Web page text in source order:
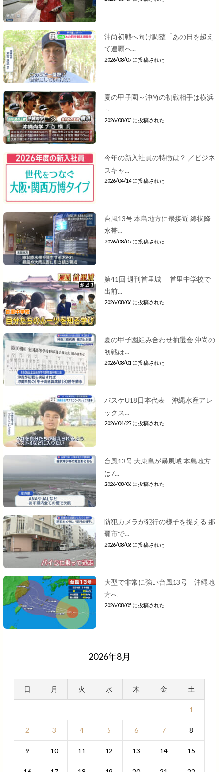
沖尚初戦へ向け調整「あの日を超え
て連覇へ...
2026/08/07 に投稿された
夏の甲子園～沖尚の初戦相手は横浜
～
2026/08/03 に投稿された
今年の新入社員の特徴は？ ／ビジネ
スキャ...
2026/04/14 に投稿された
台風13号 本島地方に最接近 線状降
水帯...
2026/08/07 に投稿された
第41回 週刊首里城 首里中学校で
出前...
2026/08/06 に投稿された
夏の甲子園組み合わせ抽選会 沖尚の
初戦は...
2026/08/01 に投稿された
バスケU18日本代表 沖縄水産アレ
ックス...
2026/04/27 に投稿された
台風13号 大東島が暴風域 本島地方
は7...
2026/08/06 に投稿された
防犯カメラが犯行の様子を捉える 那
覇市で...
2026/08/06 に投稿された
大型で非常に強い台風13号 沖縄地
方へ
2026/08/05 に投稿された
2026年8月
日 月 火 水 木 金 土
1
2 3 4 5 6 7 8
9 10 11 12 13 14 15